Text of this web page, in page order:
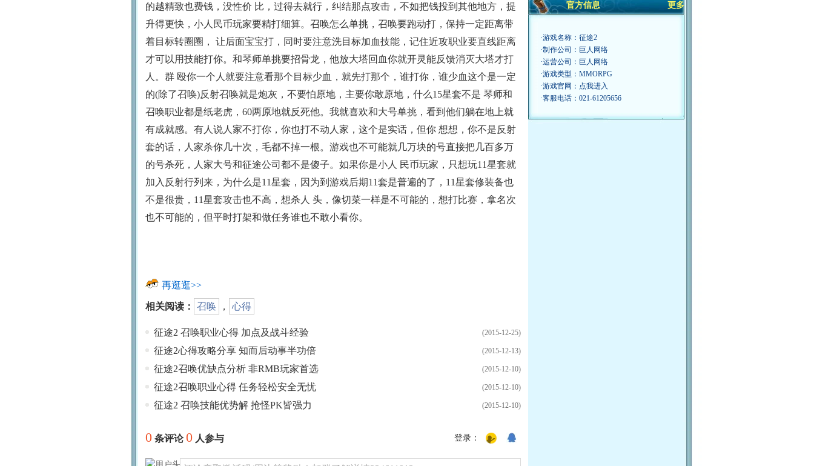
的越精致也费钱，没性价 比，过得去就行，纠结那点攻击，不如把钱投到其他地方，提
升得更快，小人民币玩家要精打细算。召唤怎么单挑，召唤要跑动打，保持一定距离带
着目标转圈圈， 让后面宝宝打，同时要注意洗目标加血技能，记住近攻职业要直线距离
才可以用技能打你。和琴师单挑要招骨龙，他放大塔回血你就开灵能反馈消灭大塔才打
人。群 殴你一个人就要注意看那个目标少血，就先打那个，谁打你，谁少血这个是一定
的(除了召唤)反射召唤就是炮灰，不要怕原地，主要你敢原地，什么15星套不是 琴师和
召唤职业都是纸老虎，60两原地就反死他。我就喜欢和大号单挑，看到他们躺在地上就
有成就感。有人说人家不打你，你也打不动人家，这个是实话，但你 想想，你不是反射
套的话，人家杀你几十次，毛都不掉一根。游戏也不可能就几万块的号直接把几百多万
的号杀死，人家大号和征途公司都不是傻子。如果你是小人 民币玩家，只想玩11星套就
加入反射行列来，为什么是11星套，因为到游戏后期11套是普遍的了，11星套修装备也
不是很贵，11星套攻击也不高，想杀人 头，像切菜一样是不可能的，想打比赛，拿名次
也不可能的，但平时打架和做任务谁也不敢小看你。
再逛逛>>
相关阅读： 召唤 ， 心得
(2015-12-25)
征途2 召唤职业心得 加点及战斗经验
(2015-12-13)
征途2心得攻略分享 知而后动事半功倍
(2015-12-10)
征途2召唤优缺点分析 非RMB玩家首选
(2015-12-10)
征途2召唤职业心得 任务轻松安全无忧
(2015-12-10)
征途2 召唤技能优势解 抢怪PK皆强力
0条评论0人参与 登录：
官方信息 更多
·游戏名称：征途2
·制作公司：巨人网络
·运营公司：巨人网络
·游戏类型：MMORPG
·游戏官网： 点我进入
·客服电话：021-61205656